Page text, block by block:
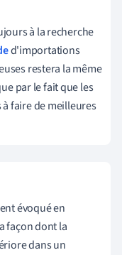
à la recherche
d'importations
restera la même
par le fait que les
faire de meilleures
évoqué en
façon dont la
dans un